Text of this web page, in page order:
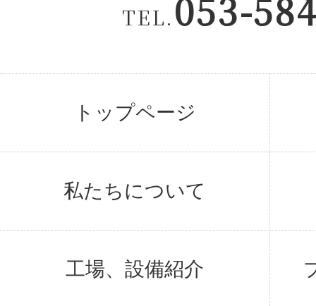
TEL.
トップページ
私たちについて
工場、設備紹介